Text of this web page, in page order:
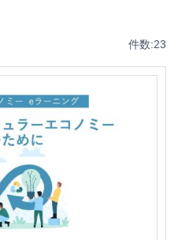
件数:23